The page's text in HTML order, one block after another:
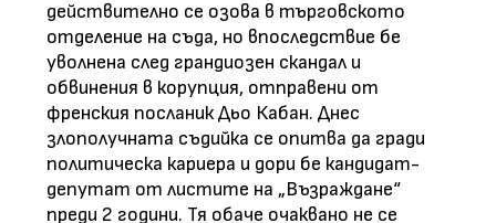
действително се озова в търговското
отделение на съда, но впоследствие бе
уволнена след грандиозен скандал и
обвинения в корупция, отправени от
френския посланик Дьо Кабан. Днес
злополучната съдийка се опитва да гради
политическа кариера и дори бе кандидат-
депутат от листите на „Възраждане“
преди 2 години. Тя обаче очаквано не се